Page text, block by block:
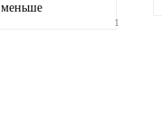
меньше
1